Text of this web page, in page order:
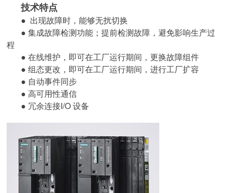
技术特点
● 出现故障时，能够无扰切换
● 集成故障检测功能；提前检测故障，避免影响生产过
程
● 在线维护，即可在工厂运行期间，更换故障组件
● 组态更改，即可在工厂运行期间，进行工厂扩容
● 自动事件同步
● 高可用性通信
● 冗余连接I/O 设备